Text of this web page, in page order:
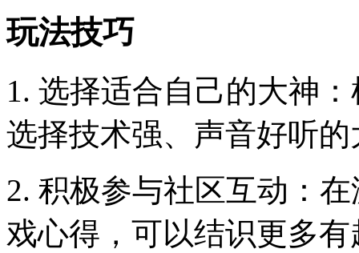
玩法技巧
1. 选择适合自己的大神
选择技术强、声音好听
2. 积极参与社区互动：
戏心得，可以结识更多